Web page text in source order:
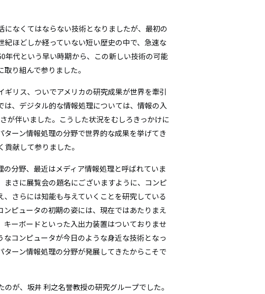
なくてはならない技術となりましたが、最初の
ほどしか経っていない短い歴史の中で、急速な
年代という早い時期から、この新しい技術の可能
り組んで参りました。
リス、ついでアメリカの研究成果が世界を牽引
、デジタル的な情報処理については、情報の入
が伴いました。こうした状況をむしろきっかけに
ーン情報処理の分野で世界的な成果を挙げてき
献して参りました。
分野、最近はメディア情報処理と呼ばれていま
まさに展覧会の題名にございますように、コンピ
、さらには知能も与えていくことを研究している
ンピュータの初期の姿には、現在ではあたりまえ
キーボードといった入出力装置はついておりませ
なコンピュータが今日のような身近な技術となっ
ターン情報処理の分野が発展してきたからこそで
が、坂井 利之名誉教授の研究グループでした。